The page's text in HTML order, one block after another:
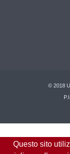
© 2018
Questo sito